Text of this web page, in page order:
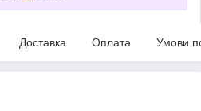
Доставка Оплата Умови